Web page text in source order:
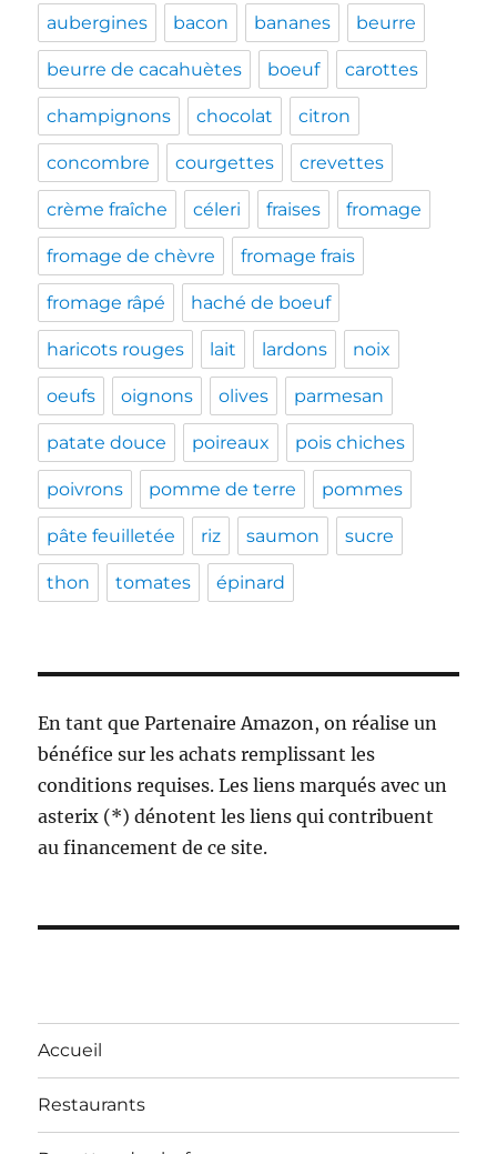
aubergines bacon bananes beurre
beurre de cacahuètes boeuf carottes
champignons chocolat citron
concombre courgettes crevettes
crème fraîche céleri fraises fromage
fromage de chèvre fromage frais
fromage râpé haché de boeuf
haricots rouges lait lardons noix
oeufs oignons olives parmesan
patate douce poireaux pois chiches
poivrons pomme de terre pommes
pâte feuilletée riz saumon sucre
thon tomates épinard
En tant que Partenaire Amazon, on réalise un
bénéfice sur les achats remplissant les
conditions requises. Les liens marqués avec un
asterix (*) dénotent les liens qui contribuent
au financement de ce site.
Accueil
Restaurants